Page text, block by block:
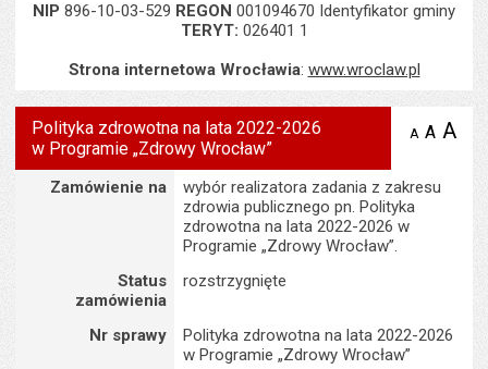
NIP 896-10-03-529 REGON 001094670 Identyfikator gminy
TERYT: 026401 1
Strona internetowa Wrocławia: www.wroclaw.pl
Polityka zdrowotna na lata 2022-2026
w Programie „Zdrowy Wrocław”
A zmniejsz
A A
Szczegóły
Zamówienie na
wybór realizatora zadania z zakresu
zdrowia publicznego pn. Polityka
zdrowotna na lata 2022-2026 w
Programie „Zdrowy Wrocław”.
Status
zamówienia
rozstrzygnięte
Nr sprawy
Polityka zdrowotna na lata 2022-2026
w Programie „Zdrowy Wrocław”